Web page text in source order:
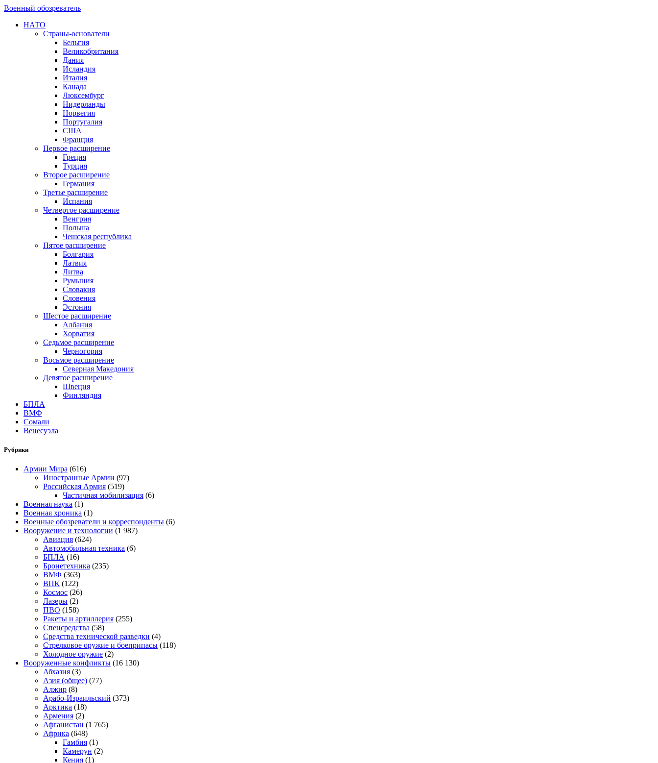
Военный обозреватель
НАТО
Страны-основатели
Бельгия
Великобритания
Дания
Исландия
Италия
Канада
Люксембург
Нидерланды
Норвегия
Португалия
США
Франция
Первое расширение
Греция
Турция
Второе расширение
Германия
Третье расширение
Испания
Четвертое расширение
Венгрия
Польша
Чешская республика
Пятое расширение
Болгария
Латвия
Литва
Румыния
Словакия
Словения
Эстония
Шестое расширение
Албания
Хорватия
Седьмое расширение
Черногория
Восьмое расширение
Северная Македония
Девятое расширение
Швеция
Финляндия
БПЛА
ВМФ
Сомали
Венесуэла
Рубрики
Армии Мира (616)
Иностранные Армии (97)
Российская Армия (519)
Частичная мобилизация (6)
Военная наука (1)
Военная хроника (1)
Военные обозреватели и корреспонденты (6)
Вооружение и технологии (1 987)
Авиация (624)
Автомобильная техника (6)
БПЛА (16)
Бронетехника (235)
ВМФ (363)
ВПК (122)
Космос (26)
Лазеры (2)
ПВО (158)
Ракеты и артиллерия (255)
Спецсредства (58)
Средства технической разведки (4)
Стрелковое оружие и боеприпасы (118)
Холодное оружие (2)
Вооруженные конфликты (16 130)
Абхазия (3)
Азия (общее) (77)
Алжир (8)
Арабо-Израильский (373)
Арктика (18)
Армения (2)
Афганистан (1 765)
Африка (648)
Гамбия (1)
Камерун (2)
Кения (1)